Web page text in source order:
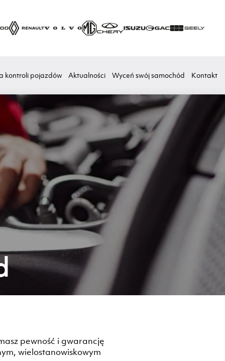
kontroli pojazdów Aktualności Wyceń swój samochód Kontakt
pewność i gwarancję
wielostanowiskowym